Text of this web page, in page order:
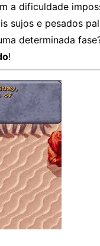
a dificuldade
sujos e pesados
determinada
!